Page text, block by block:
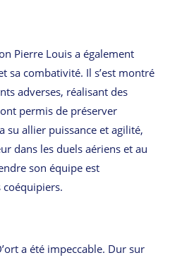
Pierre Louis a également
sa combativité. Il s’est montré
adverses, réalisant des
permis de préserver
su allier puissance et agilité,
dans les duels aériens et au
son équipe est
coéquipiers.
a été impeccable. Dur sur